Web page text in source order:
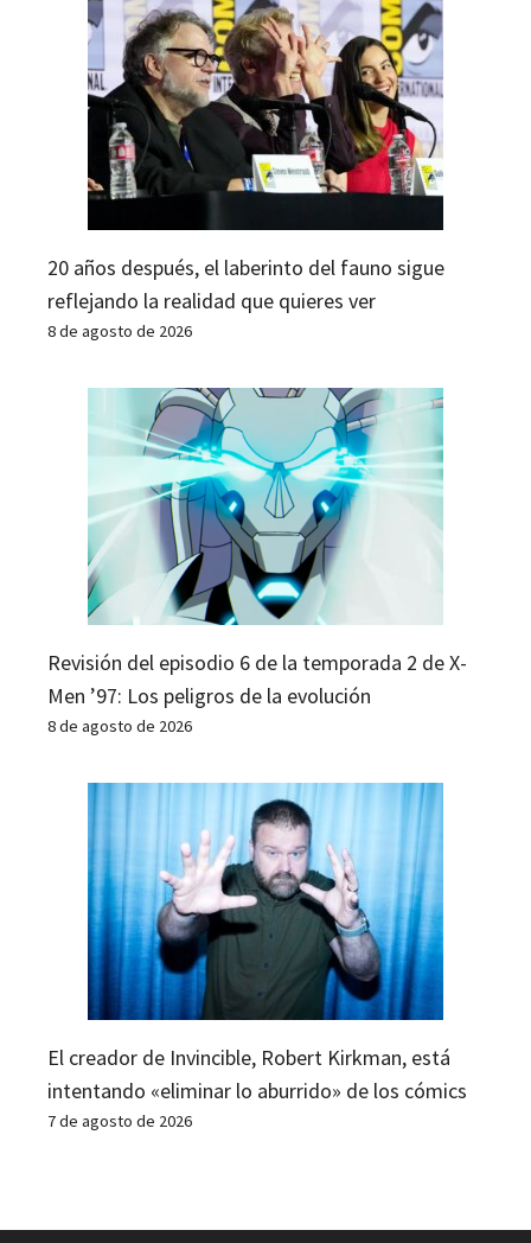
20 años después, el laberinto del fauno sigue
reflejando la realidad que quieres ver
8 de agosto de 2026
Revisión del episodio 6 de la temporada 2 de X-
Men ’97: Los peligros de la evolución
8 de agosto de 2026
El creador de Invincible, Robert Kirkman, está
intentando «eliminar lo aburrido» de los cómics
7 de agosto de 2026